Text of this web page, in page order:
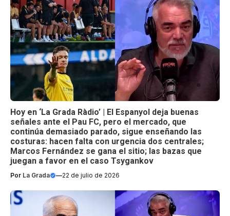
Hoy en ‘La Grada Ràdio’ | El Espanyol deja buenas
señales ante el Pau FC, pero el mercado, que
continúa demasiado parado, sigue enseñando las
costuras: hacen falta con urgencia dos centrales;
Marcos Fernández se gana el sitio; las bazas que
juegan a favor en el caso Tsygankov
Por La Grada —22 de julio de 2026